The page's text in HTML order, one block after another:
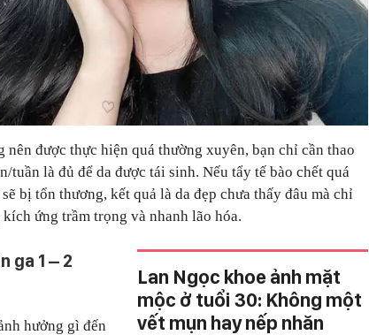
nên được thực hiện quá thường xuyên, bạn chỉ cần thao
tuần là đủ để da được tái sinh. Nếu tẩy tế bào chết quá
bị tổn thương, kết quả là da đẹp chưa thấy đâu mà chỉ
ứng trầm trọng và nhanh lão hóa.
Lan Ngọc khoe ảnh mặt
mộc ở tuổi 30: Không một
vết mụn hay nếp nhăn
ga 1 – 2
hưởng gì đến